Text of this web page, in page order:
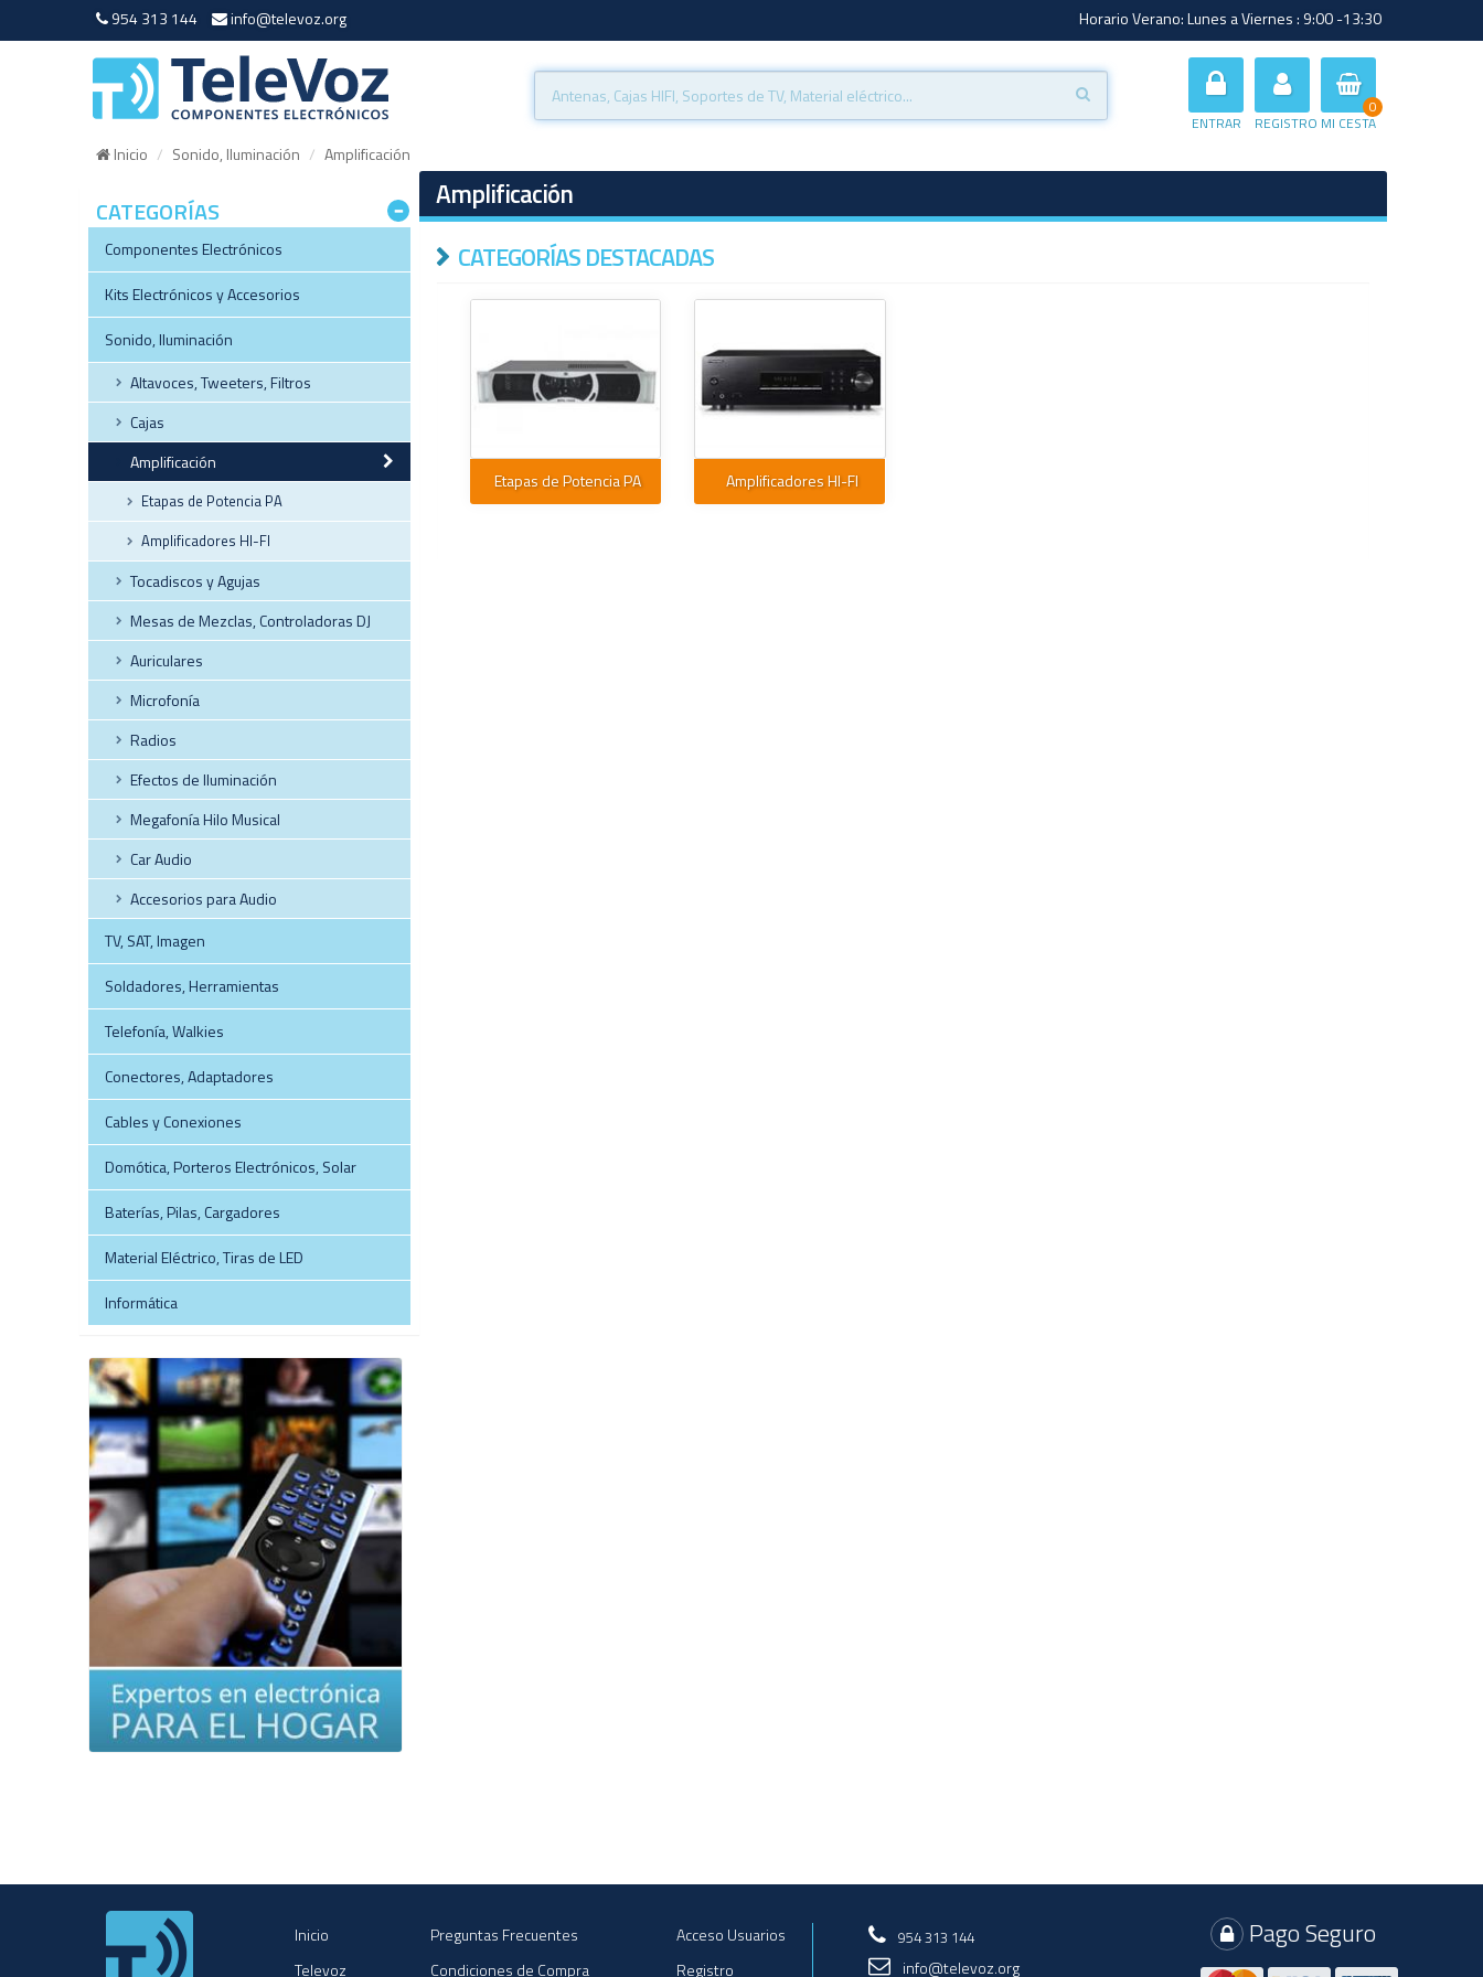
954 313 144 info@televoz.org Horario Verano: Lunes a Viernes : 9:00 -13:30
ENTRAR REGISTRO MI CESTA
0
Inicio Sonido, Iluminación Amplificación
CATEGORÍAS
Componentes Electrónicos
Kits Electrónicos y Accesorios
Sonido, Iluminación
Altavoces, Tweeters, Filtros
Cajas
Amplificación
Etapas de Potencia PA
Amplificadores HI-FI
Tocadiscos y Agujas
Mesas de Mezclas, Controladoras DJ
Auriculares
Microfonía
Radios
Efectos de Iluminación
Megafonía Hilo Musical
Car Audio
Accesorios para Audio
TV, SAT, Imagen
Soldadores, Herramientas
Telefonía, Walkies
Conectores, Adaptadores
Cables y Conexiones
Domótica, Porteros Electrónicos, Solar
Baterías, Pilas, Cargadores
Material Eléctrico, Tiras de LED
Informática
Amplificación
CATEGORÍAS DESTACADAS
Etapas de Potencia PA Amplificadores HI-FI
Inicio Preguntas Frecuentes
Acceso Usuarios
Televoz
Condiciones de Compra Registro
954 313 144
info@televoz.org
Pago Seguro